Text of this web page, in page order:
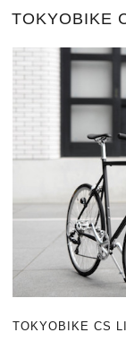
TOKYOBIKE
TOKYOBIKE CS